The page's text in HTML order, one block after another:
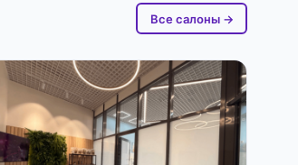
Все салоны →